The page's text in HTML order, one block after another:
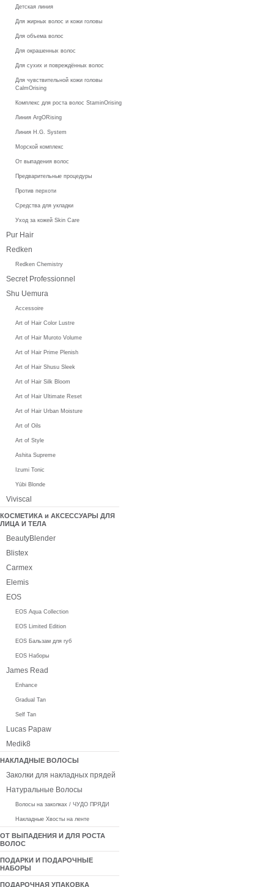
Детская линия
Для жирных волос и кожи головы
Для объема волос
Для окрашенных волос
Для сухих и повреждённых волос
Для чувствительной кожи головы
CalmOrising
Комплекс для роста волос StaminOrising
Линия ArgORising
Линия H.G. System
Морской комплекс
От выпадения волос
Предварительные процедуры
Против перхоти
Средства для укладки
Уход за кожей Skin Care
Pur Hair
Redken
Redken Chemistry
Secret Professionnel
Shu Uemura
Accessoire
Art of Hair Color Lustre
Art of Hair Muroto Volume
Art of Hair Prime Plenish
Art of Hair Shusu Sleek
Art of Hair Silk Bloom
Art of Hair Ultimate Reset
Art of Hair Urban Moisture
Art of Oils
Art of Style
Ashita Supreme
Izumi Tonic
Yūbi Blonde
Viviscal
КОСМЕТИКА и АКСЕССУАРЫ ДЛЯ
ЛИЦА И ТЕЛА
BeautyBlender
Blistex
Carmex
Elemis
EOS
EOS Aqua Collection
EOS Limited Edition
EOS Бальзам для губ
EOS Наборы
James Read
Enhance
Gradual Tan
Self Tan
Lucas Papaw
Medik8
НАКЛАДНЫЕ ВОЛОСЫ
Заколки для накладных прядей
Натуральные Волосы
Волосы на заколках / ЧУДО ПРЯДИ
Накладные Хвосты на ленте
ОТ ВЫПАДЕНИЯ И ДЛЯ РОСТА
ВОЛОС
ПОДАРКИ И ПОДАРОЧНЫЕ
НАБОРЫ
ПОДАРОЧНАЯ УПАКОВКА